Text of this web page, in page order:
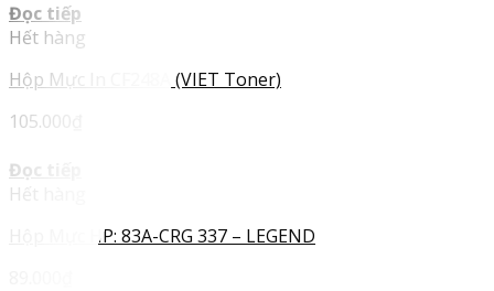
Đọc tiếp
Hết hàng
Hộp Mực In CF248A (VIET Toner)
105.000
Đọc tiếp
Hết hàng
Hộp Mực HP: 83A-CRG 337 – LEGEND